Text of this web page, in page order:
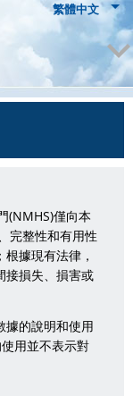
繁體中文
(NMHS)僅向本
完整性和有用性
據現有法律，
接損失、損害或
據的說明和使用
用並不表示對